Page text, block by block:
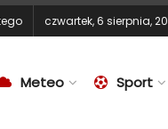
czwartek, 6 sierpnia,
Meteo Sport